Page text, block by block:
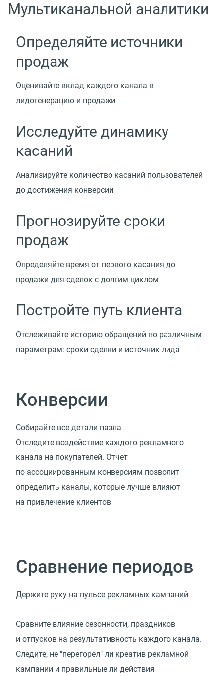
Мультиканальной аналитики
Определяйте источники
продаж
Оценивайте вклад каждого канала в
лидогенерацию и продажи
Исследуйте динамику
касаний
Анализируйте количество касаний пользователей
до достижения конверсии
Прогнозируйте сроки
продаж
Определяйте время от первого касания до
продажи для сделок с долгим циклом
Постройте путь клиента
Отслеживайте историю обращений по различным
параметрам: сроки сделки и источник лида
Конверсии
Собирайте все детали пазла
Отследите воздействие каждого рекламного
канала на покупателей. Отчет
по ассоциированным конверсиям позволит
определить каналы, которые лучше влияют
на привлечение клиентов
Сравнение периодов
Держите руку на пульсе рекламных кампаний
Сравните влияние сезонности, праздников
и отпусков на результативность каждого канала.
Следите, не "перегорел" ли креатив рекламной
кампании и правильные ли действия